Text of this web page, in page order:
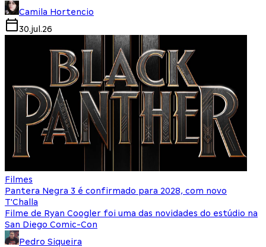
Camila Hortencio
30.jul.26
Filmes
Pantera Negra 3 é confirmado para 2028, com novo
T'Challa
Filme de Ryan Coogler foi uma das novidades do estúdio na
San Diego Comic-Con
Pedro Siqueira